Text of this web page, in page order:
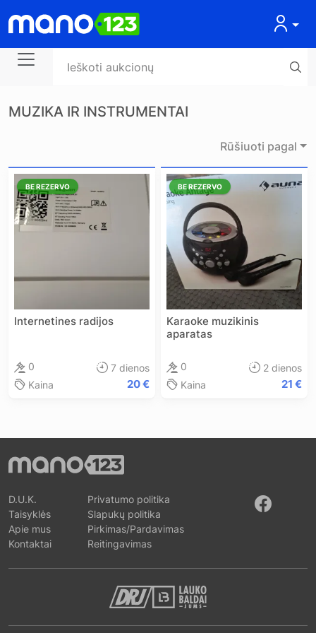
MUZIKA IR INSTRUMENTAI
Rūšiuoti pagal
BE REZERVO
Internetines radijos
0
7 dienos
Kaina
20 €
BE REZERVO
Karaoke muzikinis
aparatas
0
2 dienos
Kaina
21 €
D.U.K.
Taisyklės
Apie mus
Kontaktai
Privatumo politika
Slapukų politika
Pirkimas/Pardavimas
Reitingavimas